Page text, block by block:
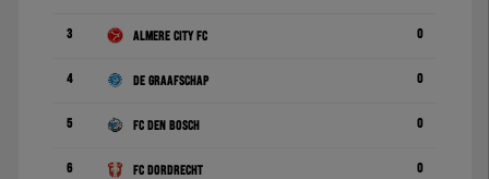
3 Almere City FC 0
4 De Graafschap 0
5 FC Den Bosch 0
6 FC Dordrecht 0